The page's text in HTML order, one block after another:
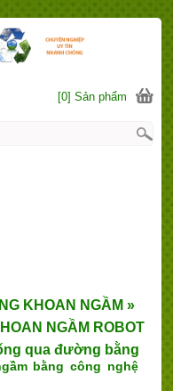
bằng công nghệ
KHOAN NGẦM »
NGẦM ROBOT
qua đường bằng
[0] Sản phẩm